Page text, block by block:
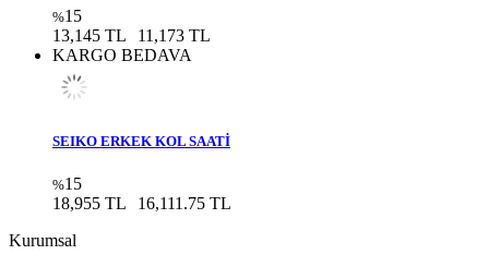
%15
13,145 TL
11,173 TL
KARGO BEDAVA
SEIKO ERKEK KOL SAATİ
%15
18,955 TL
16,111.75 TL
Kurumsal